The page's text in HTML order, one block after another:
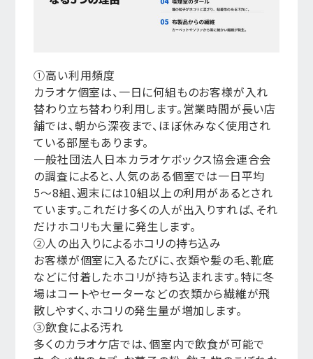
①高い利用頻度
カラオケ個室は、一日に何組ものお客様が入れ
替わり立ち替わり利用します。営業時間が長い店
舗では、朝から深夜まで、ほぼ休みなく使用され
ている部屋もあります。
一般社団法人日本カラオケボックス協会連合会
の調査によると、人気のある個室では一日平均
5〜8組、週末には10組以上の利用があるとされ
ています。これだけ多くの人が出入りすれば、それ
だけホコリも大量に発生します。
②人の出入りによるホコリの持ち込み
お客様が個室に入るたびに、衣類や髪の毛、靴底
などに付着したホコリが持ち込まれます。特に冬
場はコートやセーターなどの衣類から繊維が飛
散しやすく、ホコリの発生量が増加します。
③飲食による汚れ
多くのカラオケ店では、個室内で飲食が可能で